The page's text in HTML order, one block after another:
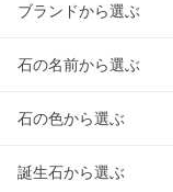
ブランドから選ぶ
石の名前から選ぶ
石の色から選ぶ
誕生石から選ぶ